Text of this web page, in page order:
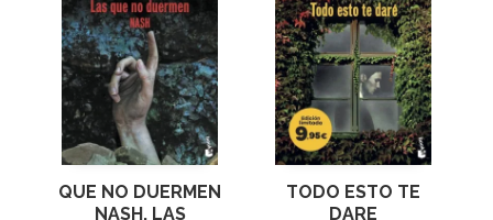
QUE NO DUERMEN
NASH, LAS
TODO ESTO TE
DARE